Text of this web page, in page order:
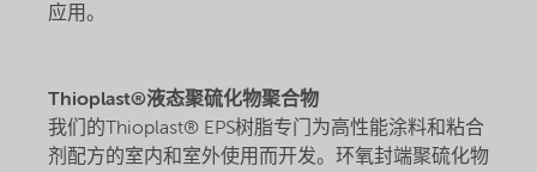
应用。
Thioplast®液态聚硫化物聚合物
我们的Thioplast® EPS树脂专门为高性能涂料和粘合
剂配方的室内和室外使用而开发。环氧封端聚硫化物